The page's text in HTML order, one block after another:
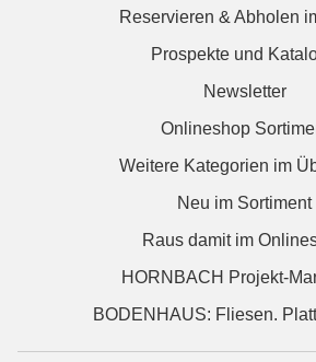
Reservieren & Abholen
Prospekte und
Newsletter
Onlineshop
Weitere Kategorien im
Neu im Sortiment
Raus damit im
HORNBACH Projekt-
BODENHAUS: Fliesen.